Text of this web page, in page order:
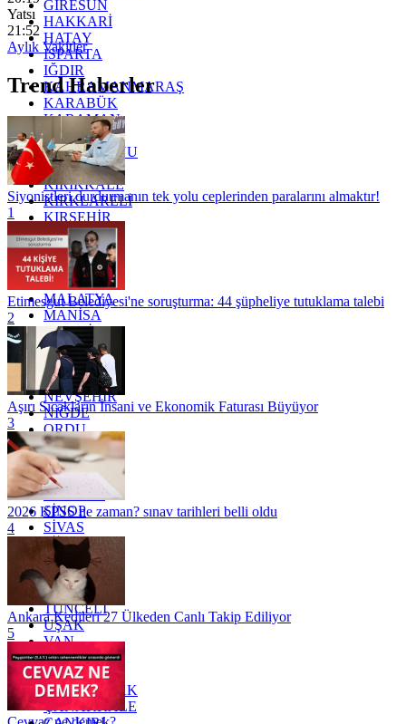
GİRESUN
HAKKARİ
HATAY
ISPARTA
IĞDIR
KAHRAMANMARAŞ
KARABÜK
KARAMAN
KARS
KASTAMONU
KAYSERİ
KIRIKKALE
KIRKLARELİ
KIRŞEHİR
KOCAELİ
KONYA
KÜTAHYA
KİLİS
MALATYA
MANİSA
MARDİN
MERSİN
MUĞLA
MUŞ
NEVŞEHİR
NİĞDE
ORDU
OSMANİYE
RİZE
SAKARYA
SAMSUN
SİNOP
SİVAS
SİİRT
TEKİRDAĞ
TOKAT
TRABZON
TUNCELİ
UŞAK
VAN
YALOVA
YOZGAT
ZONGULDAK
ÇANAKKALE
Yatsı
21:52
Aylık Vakitler
Trend Haberler
Siyonistleri durdurmanın tek yolu ceplerinden paralarını almaktır!
1
Etimesgut Belediyesi'ne soruşturma: 44 şüpheliye tutuklama talebi
2
Aşırı Sıcakların İnsani ve Ekonomik Faturası Büyüyor
3
2026 KPSS ne zaman? sınav tarihleri belli oldu
4
Ankara Kedileri 27 Ülkeden Canlı Takip Ediliyor
5